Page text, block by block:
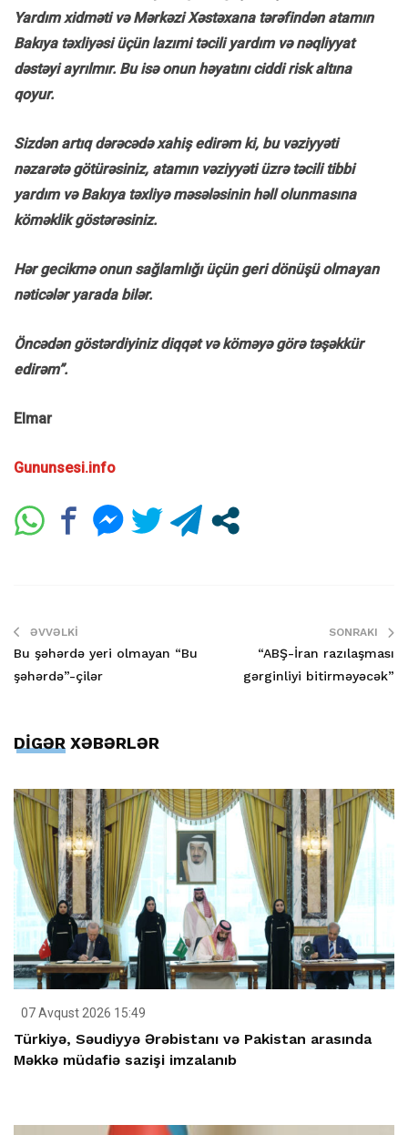
Yardım xidməti və Mərkəzi Xəstəxana tərəfindən atamın
Bakıya təxliyəsi üçün lazımi təcili yardım və nəqliyyat
dəstəyi ayrılmır. Bu isə onun həyatını ciddi risk altına
qoyur.
Sizdən artıq dərəcədə xahiş edirəm ki, bu vəziyyəti
nəzarətə götürəsiniz, atamın vəziyyəti üzrə təcili tibbi
yardım və Bakıya təxliyə məsələsinin həll olunmasına
köməklik göstərəsiniz.
Hər gecikmə onun sağlamlığı üçün geri dönüşü olmayan
nəticələr yarada bilər.
Öncədən göstərdiyiniz diqqət və köməyə görə təşəkkür
edirəm”.
Elmar
Gununsesi.info
ƏVVƏLKI
Bu şəhərdə yeri olmayan “Bu
şəhərdə”-çilər
SONRAKI
“ABŞ-İran razılaşması
gərginliyi bitirməyəcək”
DİGƏR XƏBƏRLƏR
07 Avqust 2026 15:49
Türkiyə, Səudiyyə Ərəbistanı və Pakistan arasında
Məkkə müdafiə sazişi imzalanıb